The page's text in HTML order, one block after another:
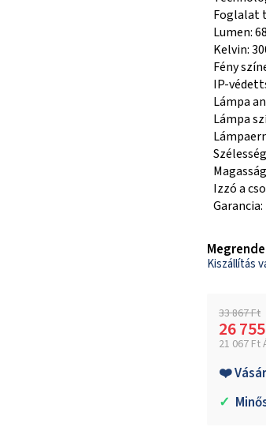
Foglalat
Lumen:
Kelvin:
Fény
IP-
Lámpa
Lámpa
Izzó a
Garancia:
33 867 Ft
26
21 067 Ft
❤️
✓